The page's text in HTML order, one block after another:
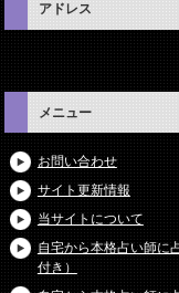
アドレス
メニュー
お問い合わせ
サイト更新情報
当サイトについて
自宅から本格占い師に
付き）